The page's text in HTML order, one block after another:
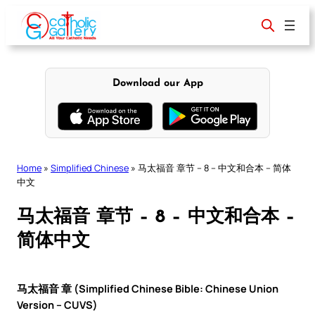
content
Download our App
Home » Simplified Chinese » 马太福音 章节 – 8 – 中文和合本 – 简体
中文
马太福音 章节 – 8 – 中文和合本 –
简体中文
马太福音 章 (Simplified Chinese Bible: Chinese Union
Version – CUVS)